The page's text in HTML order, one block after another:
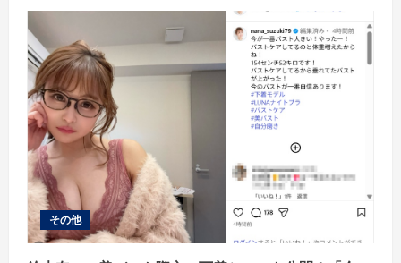
その他